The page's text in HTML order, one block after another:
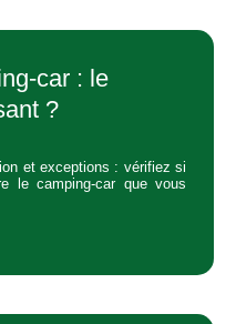
car : le
?
et exceptions : vérifiez si
le camping-car que vous